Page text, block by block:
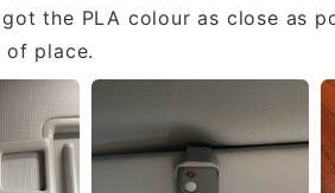
the PLA colour as close as
place.